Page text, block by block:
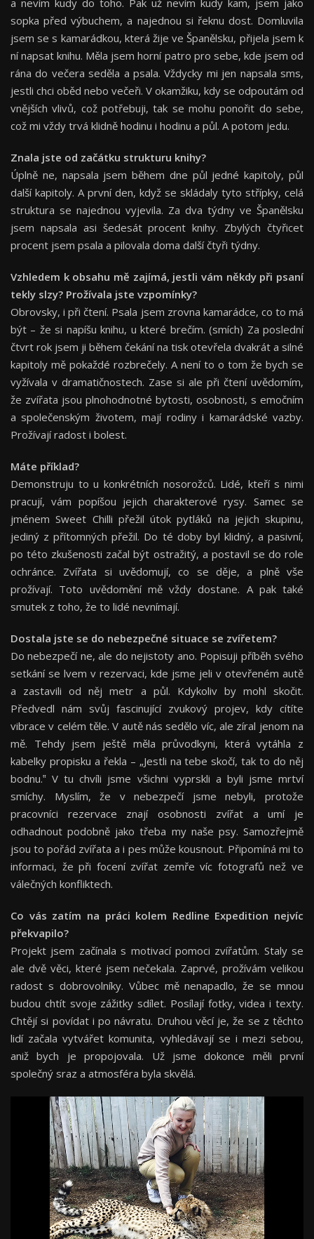
a nevím kudy do toho. Pak už nevím kudy kam, jsem jako
sopka před výbuchem, a najednou si řeknu dost. Domluvila
jsem se s kamarádkou, která žije ve Španělsku, přijela jsem k
ní napsat knihu. Měla jsem horní patro pro sebe, kde jsem od
rána do večera seděla a psala. Vždycky mi jen napsala sms,
jestli chci oběd nebo večeři. V okamžiku, kdy se odpoutám od
vnějších vlivů, což potřebuji, tak se mohu ponořit do sebe,
což mi vždy trvá klidně hodinu i hodinu a půl. A potom jedu.
Znala jste od začátku strukturu knihy?
Úplně ne, napsala jsem během dne půl jedné kapitoly, půl
další kapitoly. A první den, když se skládaly tyto střípky, celá
struktura se najednou vyjevila. Za dva týdny ve Španělsku
jsem napsala asi šedesát procent knihy. Zbylých čtyřicet
procent jsem psala a pilovala doma další čtyři týdny.
Vzhledem k obsahu mě zajímá, jestli vám někdy při psaní
tekly slzy? Prožívala jste vzpomínky?
Obrovsky, i při čtení. Psala jsem zrovna kamarádce, co to má
být – že si napíšu knihu, u které brečím. (smích) Za poslední
čtvrt rok jsem ji během čekání na tisk otevřela dvakrát a silné
kapitoly mě pokaždé rozbrečely. A není to o tom že bych se
vyžívala v dramatičnostech. Zase si ale při čtení uvědomím,
že zvířata jsou plnohodnotné bytosti, osobnosti, s emočním
a společenským životem, mají rodiny i kamarádské vazby.
Prožívají radost i bolest.
Máte příklad?
Demonstruju to u konkrétních nosorožců. Lidé, kteří s nimi
pracují, vám popíšou jejich charakterové rysy. Samec se
jménem Sweet Chilli přežil útok pytláků na jejich skupinu,
jediný z přítomných přežil. Do té doby byl klidný, a pasivní,
po této zkušenosti začal být ostražitý, a postavil se do role
ochránce. Zvířata si uvědomují, co se děje, a plně vše
prožívají. Toto uvědomění mě vždy dostane. A pak také
smutek z toho, že to lidé nevnímají.
Dostala jste se do nebezpečné situace se zvířetem?
Do nebezpečí ne, ale do nejistoty ano. Popisuji příběh svého
setkání se lvem v rezervaci, kde jsme jeli v otevřeném autě
a zastavili od něj metr a půl. Kdykoliv by mohl skočit.
Předvedl nám svůj fascinující zvukový projev, kdy cítíte
vibrace v celém těle. V autě nás sedělo víc, ale zíral jenom na
mě. Tehdy jsem ještě měla průvodkyni, která vytáhla z
kabelky propisku a řekla – „Jestli na tebe skočí, tak to do něj
bodnu.‟ V tu chvíli jsme všichni vyprskli a byli jsme mrtví
smíchy. Myslím, že v nebezpečí jsme nebyli, protože
pracovníci rezervace znají osobnosti zvířat a umí je
odhadnout podobně jako třeba my naše psy. Samozřejmě
jsou to pořád zvířata a i pes může kousnout. Připomíná mi to
informaci, že při focení zvířat zemře víc fotografů než ve
válečných konfliktech.
Co vás zatím na práci kolem Redline Expedition nejvíc
překvapilo?
Projekt jsem začínala s motivací pomoci zvířatům. Staly se
ale dvě věci, které jsem nečekala. Zaprvé, prožívám velikou
radost s dobrovolníky. Vůbec mě nenapadlo, že se mnou
budou chtít svoje zážitky sdílet. Posílají fotky, videa i texty.
Chtějí si povídat i po návratu. Druhou věcí je, že se z těchto
lidí začala vytvářet komunita, vyhledávají se i mezi sebou,
aniž bych je propojovala. Už jsme dokonce měli první
společný sraz a atmosféra byla skvělá.